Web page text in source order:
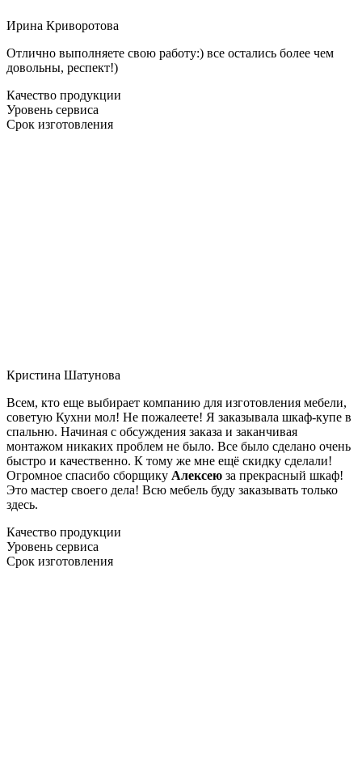
Ирина Криворотова
Отлично выполняете свою работу:) все остались более чем
довольны, респект!)
Качество продукции
Уровень сервиса
Срок изготовления
Кристина Шатунова
Всем, кто еще выбирает компанию для изготовления мебели,
советую Кухни мол! Не пожалеете! Я заказывала шкаф-купе в
спальню. Начиная с обсуждения заказа и заканчивая
монтажом никаких проблем не было. Все было сделано очень
быстро и качественно. К тому же мне ещё скидку сделали!
Огромное спасибо сборщику Алексею за прекрасный шкаф!
Это мастер своего дела! Всю мебель буду заказывать только
здесь.
Качество продукции
Уровень сервиса
Срок изготовления